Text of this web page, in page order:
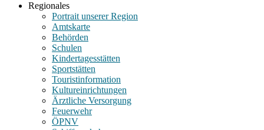
Regionales
Portrait unserer Region
Amtskarte
Behörden
Schulen
Kindertagesstätten
Sportstätten
Touristinformation
Kultureinrichtungen
Ärztliche Versorgung
Feuerwehr
ÖPNV